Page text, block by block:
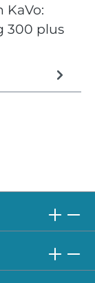
300 plus